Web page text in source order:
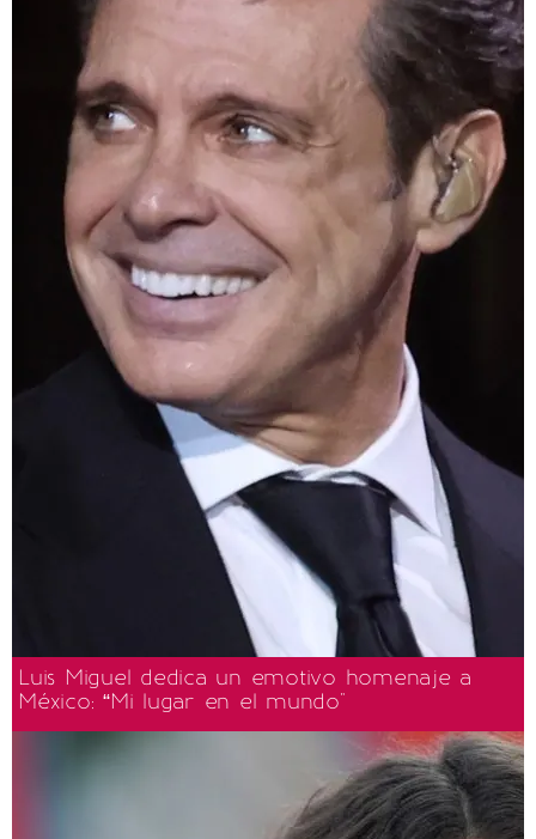
Luis Miguel dedica un emotivo homenaje a
México: “Mi lugar en el mundo"